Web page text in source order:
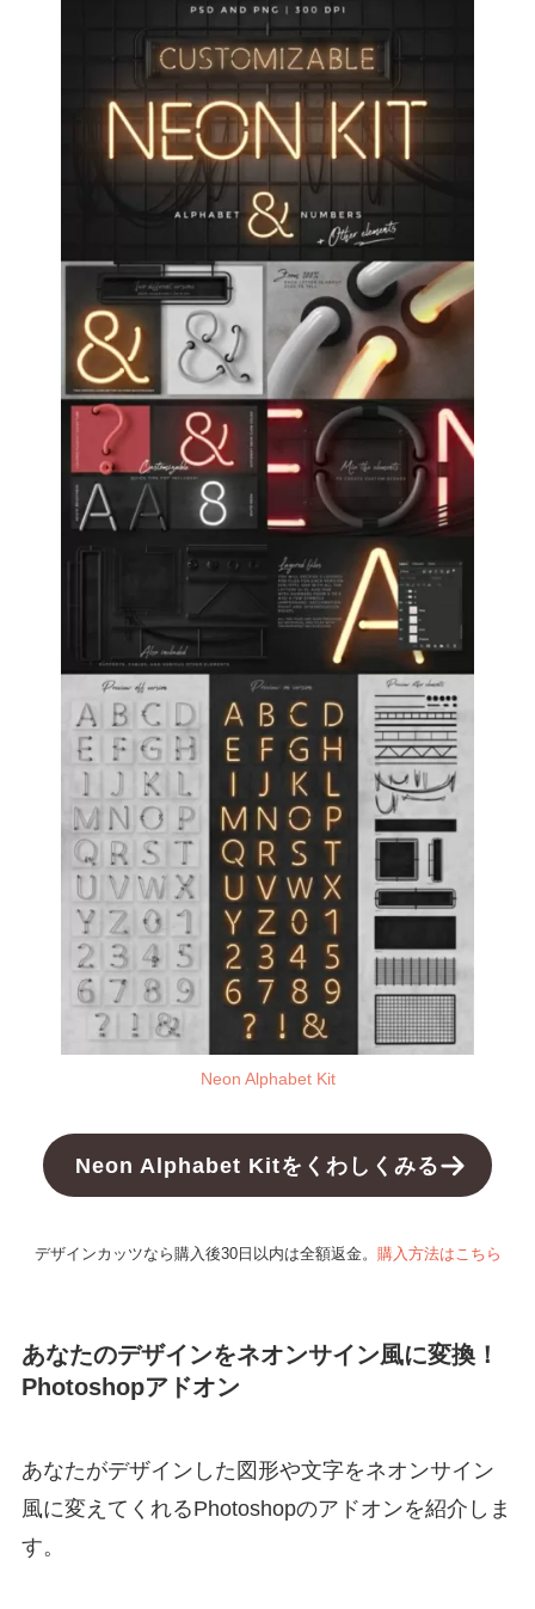
Neon Alphabet Kit
Neon Alphabet Kitをくわしくみる
デザインカッツなら購入後30日以内は全額返金。 購入方法はこちら
あなたのデザインをネオンサイン風に変換！
Photoshopアドオン
あなたがデザインした図形や文字をネオンサイン
風に変えてくれるPhotoshopのアドオンを紹介しま
す。